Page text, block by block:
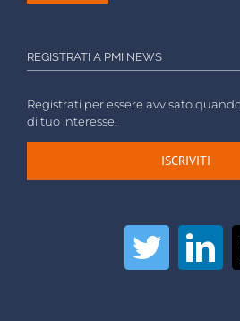
REGISTRATI A PMI NEWS
Registrati per essere avvisato
di tuo interesse.
ISCRIVITI